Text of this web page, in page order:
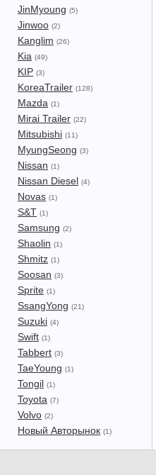
JinMyoung (5)
Jinwoo (2)
Kanglim (26)
Kia (49)
KIP (3)
KoreaTrailer (128)
Mazda (1)
Mirai Trailer (22)
Mitsubishi (11)
MyungSeong (3)
Nissan (1)
Nissan Diesel (4)
Novas (1)
S&T (1)
Samsung (2)
Shaolin (1)
Shmitz (1)
Soosan (3)
Sprite (1)
SsangYong (21)
Suzuki (4)
Swift (1)
Tabbert (3)
TaeYoung (1)
Tongil (1)
Toyota (7)
Volvo (2)
Новый Авторынок (1)